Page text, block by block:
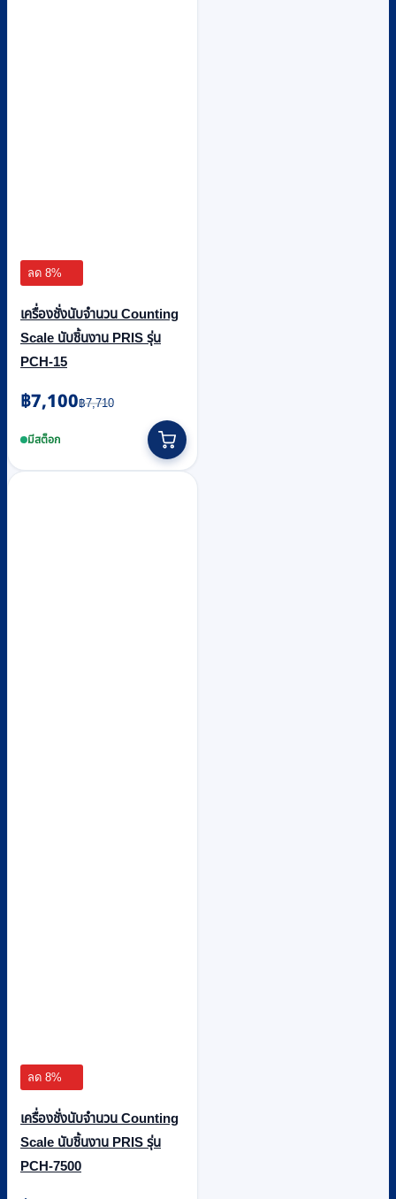
ลด 8%
เครื่องชั่งนับจำนวน Counting
Scale นับชิ้นงาน PRIS รุ่น
PCH-15
฿7,710
Original
price
was:
฿7,100
Current
price
is:มีสต็อก
ลด 8%
เครื่องชั่งนับจำนวน Counting
Scale นับชิ้นงาน PRIS รุ่น
PCH-7500